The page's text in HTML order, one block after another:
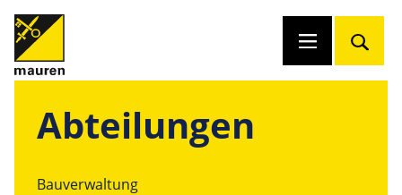
Abteilungen
Bauverwaltung